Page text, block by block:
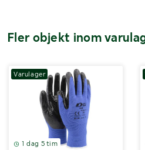
Fler objekt inom
Varulager
1 dag 5 tim